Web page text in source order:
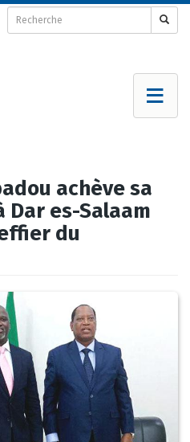
achève sa
es-Salaam
du